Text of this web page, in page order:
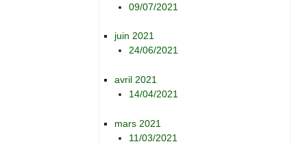
09/07/2021
juin 2021
24/06/2021
avril 2021
14/04/2021
mars 2021
11/03/2021